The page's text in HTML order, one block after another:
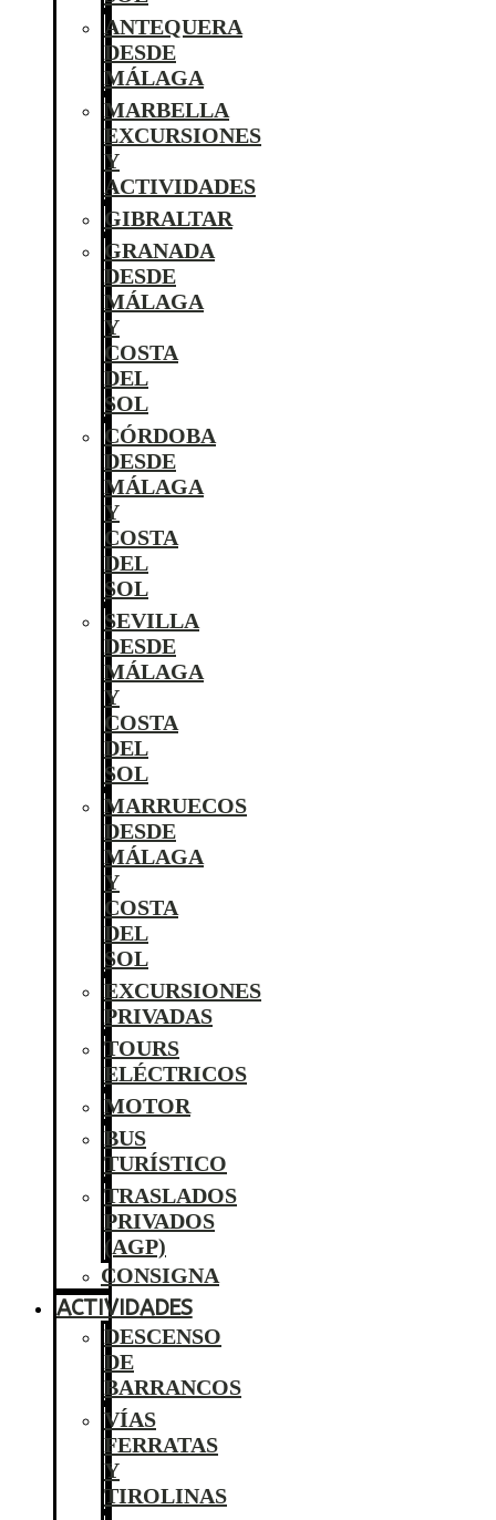
ANTEQUERA
DESDE
MÁLAGA
MARBELLA
EXCURSIONES
Y
ACTIVIDADES
GIBRALTAR
GRANADA
DESDE
MÁLAGA
Y
COSTA
DEL
SOL
CÓRDOBA
DESDE
MÁLAGA
Y
COSTA
DEL
SOL
SEVILLA
DESDE
MÁLAGA
Y
COSTA
DEL
SOL
MARRUECOS
DESDE
MÁLAGA
Y
COSTA
DEL
SOL
EXCURSIONES
PRIVADAS
TOURS
ELÉCTRICOS
MOTOR
BUS
TURÍSTICO
TRASLADOS
PRIVADOS
(AGP)
CONSIGNA
ACTIVIDADES
DESCENSO
DE
BARRANCOS
VÍAS
FERRATAS
Y
TIROLINAS